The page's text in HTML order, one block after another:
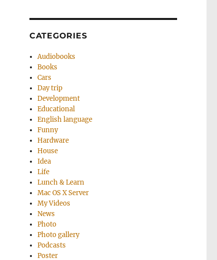
CATEGORIES
Audiobooks
Books
Cars
Day trip
Development
Educational
English language
Funny
Hardware
House
Idea
Life
Lunch & Learn
Mac OS X Server
My Videos
News
Photo
Photo gallery
Podcasts
Poster